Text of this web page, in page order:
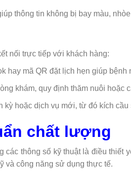
thông tin không bị bay màu,
nối trực tiếp với khách hàng:
hay mã QR đặt lịch hẹn giúp
khám, quy định thăm nuôi hoặc
kỳ hoặc dịch vụ mới, từ đó kích
chất lượng
thông số kỹ thuật là điều thiết
và công năng sử dụng thực tế.